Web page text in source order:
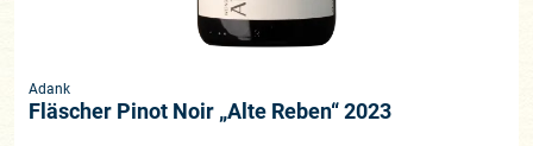
Adank
Fläscher Pinot Noir „Alte Reben“ 2023